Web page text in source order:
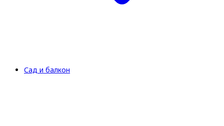
Сад и балкон